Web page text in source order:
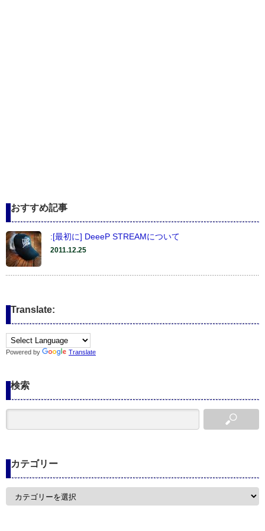
おすすめ記事
:[最初に] DeeeP STREAMについて
2011.12.25
Translate:
Powered by Translate
検索
カテゴリー
カ